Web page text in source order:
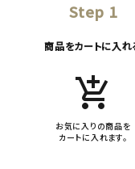
Step 1
商品をカートに入れ
add_shopping_cart
お気に入りの商品を
カートに入れます。